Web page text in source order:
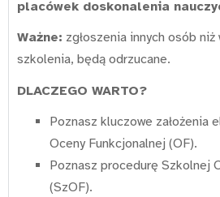
placówek doskonalenia
Ważne: zgłoszenia innych osób
szkolenia, będą odrzucane.
DLACZEGO WARTO?
Poznasz kluczowe założenia
Oceny Funkcjonalnej (OF).
Poznasz procedurę Szkolnej
(SzOF).